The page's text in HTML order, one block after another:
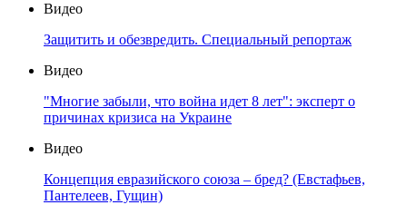
Видео
Защитить и обезвредить. Специальный репортаж
Видео
"Многие забыли, что война идет 8 лет": эксперт о
причинах кризиса на Украине
Видео
Концепция евразийского союза – бред? (Евстафьев,
Пантелеев, Гущин)